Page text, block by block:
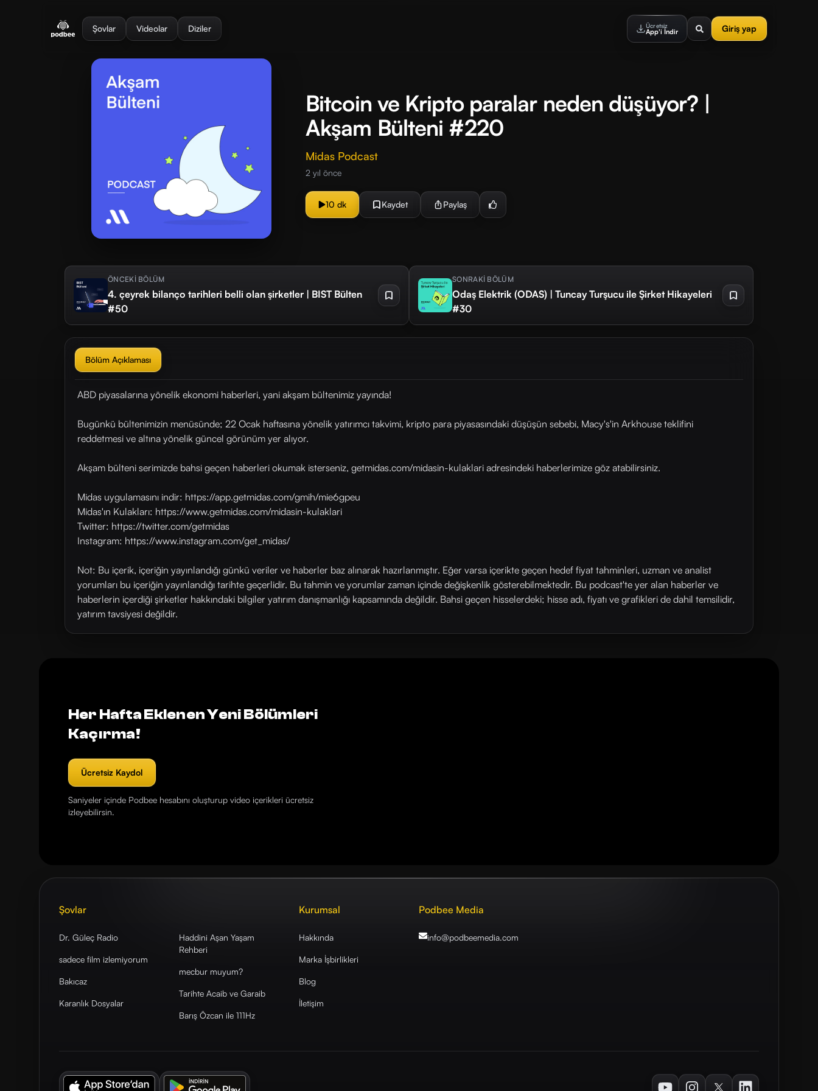
Şovlar Videolar Diziler Ücretsiz
App'i İndir Giriş yap
Bitcoin ve Kripto paralar neden düşüyor? |
Akşam Bülteni #220
Midas Podcast
2 yıl önce
10 dk Kaydet Paylaş
ÖNCEKİ BÖLÜM
4.⁠ ⁠çeyrek bilanço tarihleri belli olan şirketler | BIST Bülten
#50
SONRAKİ BÖLÜM
Odaş Elektrik (ODAS) | Tuncay Turşucu ile Şirket Hikayeleri
#30
Bölüm Açıklaması
ABD piyasalarına yönelik ekonomi haberleri, yani akşam bültenimiz yayında!
Bugünkü bültenimizin menüsünde; 22 Ocak haftasına yönelik yatırımcı takvimi, kripto para piyasasındaki düşüşün sebebi, Macy's'in Arkhouse teklifini
reddetmesi ve altına yönelik güncel görünüm yer alıyor.
Akşam bülteni serimizde bahsi geçen haberleri okumak isterseniz, getmidas.com/midasin-kulaklari adresindeki haberlerimize göz atabilirsiniz.
Midas uygulamasını indir: https://app.getmidas.com/gmih/mie6gpeu
Midas'ın Kulakları: https://www.getmidas.com/midasin-kulaklari
Twitter: https://twitter.com/getmidas
Instagram: https://www.instagram.com/get_midas/
Not: Bu içerik, içeriğin yayınlandığı günkü veriler ve haberler baz alınarak hazırlanmıştır. Eğer varsa içerikte geçen hedef fiyat tahminleri, uzman ve analist
yorumları bu içeriğin yayınlandığı tarihte geçerlidir. Bu tahmin ve yorumlar zaman içinde değişkenlik gösterebilmektedir. Bu podcast'te yer alan haberler ve
haberlerin içerdiği şirketler hakkındaki bilgiler yatırım danışmanlığı kapsamında değildir. Bahsi geçen hisselerdeki; hisse adı, fiyatı ve grafikleri de dahil temsilidir,
yatırım tavsiyesi değildir.
Her Hafta Eklenen Yeni Bölümleri
Kaçırma!
Ücretsiz Kaydol
Saniyeler içinde Podbee hesabını oluşturup video içerikleri ücretsiz
izleyebilirsin.
Şovlar
Dr. Güleç Radio
sadece film izlemiyorum
Bakıcaz
Karanlık Dosyalar
Haddini Aşan Yaşam
Rehberi
mecbur muyum?
Tarihte Acaib ve Garaib
Barış Özcan ile 111Hz
Kurumsal
Hakkında
Marka İşbirlikleri
Blog
İletişim
Podbee Media
info@podbeemedia.com